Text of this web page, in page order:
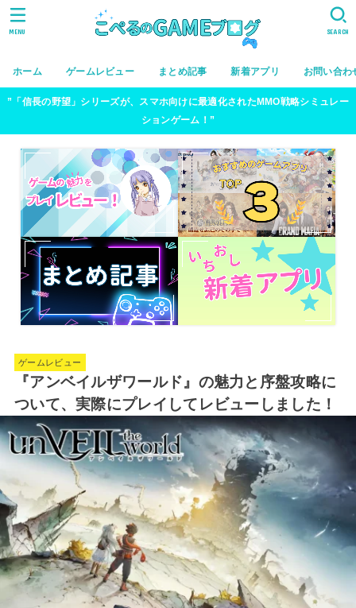
ホーム ゲームレビュー まとめ記事 新着アプリ お問い合わ
SEARCH
MENU
”「信長の野望」シリーズが、スマホ向けに最適化されたMMO戦略シミュレー
ションゲーム！”
ゲームレビュー
『アンベイルザワールド』の魅力と序盤攻略に
ついて、実際にプレイしてレビューしました！